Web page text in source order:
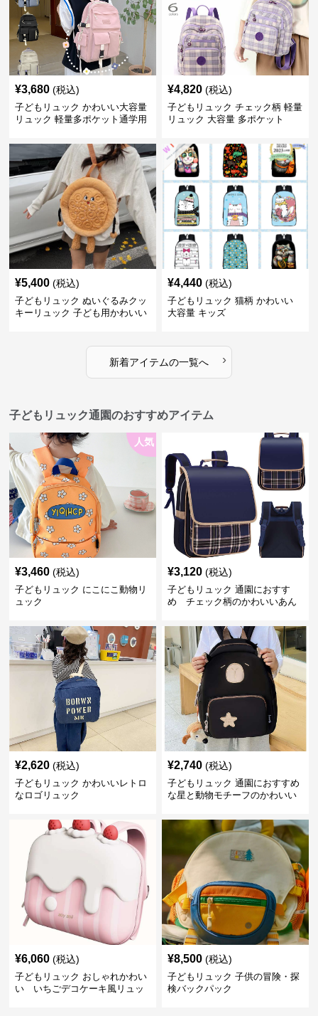
¥3,680 (税込)
子どもリュック かわいい大容量
リュック 軽量多ポケット通学用
¥4,820 (税込)
子どもリュック チェック柄 軽量
リュック 大容量 多ポケット
¥5,400 (税込)
子どもリュック ぬいぐるみクッ
キーリュック 子ども用かわいい
¥4,440 (税込)
子どもリュック 猫柄 かわいい
大容量 キッズ
新着アイテムの一覧へ ›
子どもリュック通園のおすすめアイテム
人気
¥3,460 (税込)
子どもリュック にこにこ動物リ
ュック
¥3,120 (税込)
子どもリュック 通園におすす
め チェック柄のかわいいあん
¥2,620 (税込)
子どもリュック かわいいレトロ
なロゴリュック
¥2,740 (税込)
子どもリュック 通園におすすめ
な星と動物モチーフのかわいい
¥6,060 (税込)
子どもリュック おしゃれかわい
い いちごデコケーキ風リュッ
¥8,500 (税込)
子どもリュック 子供の冒険・探
検バックパック